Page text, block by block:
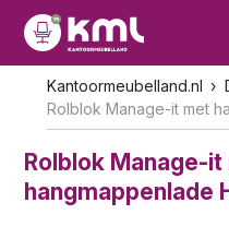
Kantoormeubelland.nl
Rolblok Manage-it met
Rolblok Manage-
hangmappenlade